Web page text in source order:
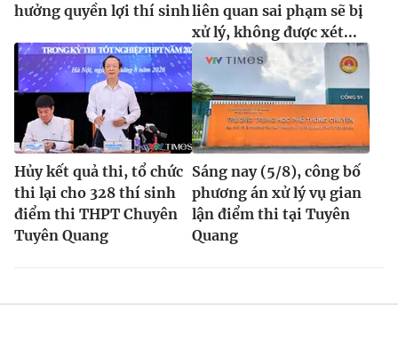
hưởng quyền lợi thí sinhliên quan sai phạm sẽ bị
xử lý, không được xét...
Hủy kết quả thi, tổ chức
thi lại cho 328 thí sinh
điểm thi THPT Chuyên
Tuyên Quang
Sáng nay (5/8), công bố
phương án xử lý vụ gian
lận điểm thi tại Tuyên
Quang